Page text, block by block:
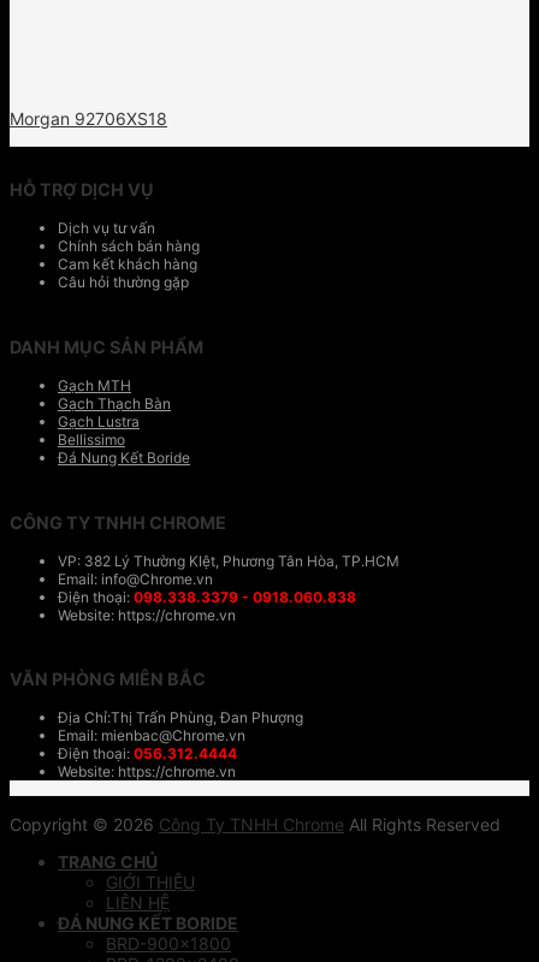
Morgan 92706XS18
HỖ TRỢ DỊCH VỤ
Dịch vụ tư vấn
Chính sách bán hàng
Cam kết khách hàng
Câu hỏi thường gặp
DANH MỤC SẢN PHẨM
Gạch MTH
Gạch Thạch Bàn
Gạch Lustra
Bellissimo
Đá Nung Kết Boride
CÔNG TY TNHH CHROME
VP: 382 Lý Thường KIệt, Phương Tân Hòa, TP.HCM
Email: info@Chrome.vn
Điện thoại: 098.338.3379 - 0918.060.838
Website: https://chrome.vn
VĂN PHÒNG MIÊN BẮC
Địa Chỉ:Thị Trấn Phùng, Đan Phượng
Email: mienbac@Chrome.vn
Điện thoại: 056.312.4444
Website: https://chrome.vn
Copyright © 2026 Công Ty TNHH Chrome All Rights Reserved
TRANG CHỦ
GIỚI THIỆU
LIÊN HỆ
ĐÁ NUNG KẾT BORIDE
BRD-900×1800